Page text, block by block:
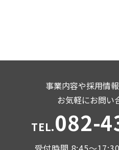
事業内容や採用情
お気軽にお問い
TEL.082-